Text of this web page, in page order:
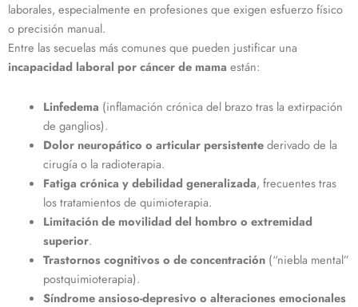
laborales, especialmente en profesiones que exigen esfuerzo físico
o precisión manual.
Entre las secuelas más comunes que pueden justificar una
incapacidad laboral por cáncer de mama están:
Linfedema (inflamación crónica del brazo tras la extirpación
de ganglios).
Dolor neuropático o articular persistentederivado de la
cirugía o la radioterapia.
Fatiga crónica y debilidad generalizada, frecuentes tras
los tratamientos de quimioterapia.
Limitación de movilidad del hombro o extremidad
superior.
Trastornos cognitivos o de concentración(“niebla mental”
postquimioterapia).
Síndrome ansioso-depresivo o alteraciones emocionales